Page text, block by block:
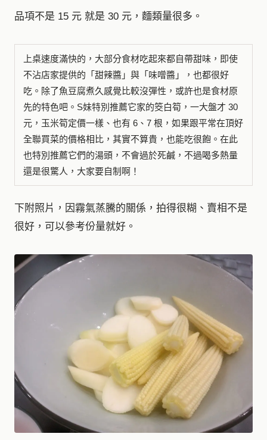
品項不是 15 元 就是 30 元，麵類量很多。
上桌速度滿快的，大部分食材吃起來都自帶甜味，即使
不沾店家提供的「甜辣醬」與「味噌醬」，也都很好
吃。除了魚豆腐煮久感覺比較沒彈性，或許也是食材原
先的特色吧。S妹特別推薦它家的筊白筍，一大盤才 30
元，玉米筍定價一樣、也有 6、7 根，如果跟平常在頂好
全聯買菜的價格相比，其實不算貴，也能吃很飽。在此
也特別推薦它們的湯頭，不會過於死鹹，不過喝多熱量
還是很驚人，大家要自制啊！
下附照片，因霧氣蒸騰的關係，拍得很糊、賣相不是
很好，可以參考份量就好。